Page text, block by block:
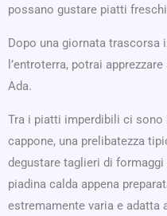
possano gustare piatti
Dopo una giornata trascorsa
l’entroterra, potrai
Ada.
Tra i piatti imperdibili ci
cappone, una prelibatezza
degustare taglieri di
piadina calda appena
estremamente varia e adatta